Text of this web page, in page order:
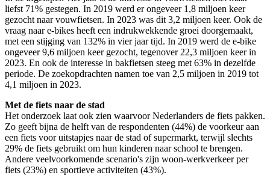
liefst 71% gestegen. In 2019 werd er ongeveer 1,8 miljoen keer
gezocht naar vouwfietsen. In 2023 was dit 3,2 miljoen keer. Ook de
vraag naar e-bikes heeft een indrukwekkende groei doorgemaakt,
met een stijging van 132% in vier jaar tijd. In 2019 werd de e-bike
ongeveer 9,6 miljoen keer gezocht, tegenover 22,3 miljoen keer in
2023. En ook de interesse in bakfietsen steeg met 63% in dezelfde
periode. De zoekopdrachten namen toe van 2,5 miljoen in 2019 tot
4,1 miljoen in 2023.
Met de fiets naar de stad
Het onderzoek laat ook zien waarvoor Nederlanders de fiets pakken.
Zo geeft bijna de helft van de respondenten (44%) de voorkeur aan
een fiets voor uitstapjes naar de stad of supermarkt, terwijl slechts
29% de fiets gebruikt om hun kinderen naar school te brengen.
Andere veelvoorkomende scenario's zijn woon-werkverkeer per
fiets (23%) en sportieve activiteiten (43%).